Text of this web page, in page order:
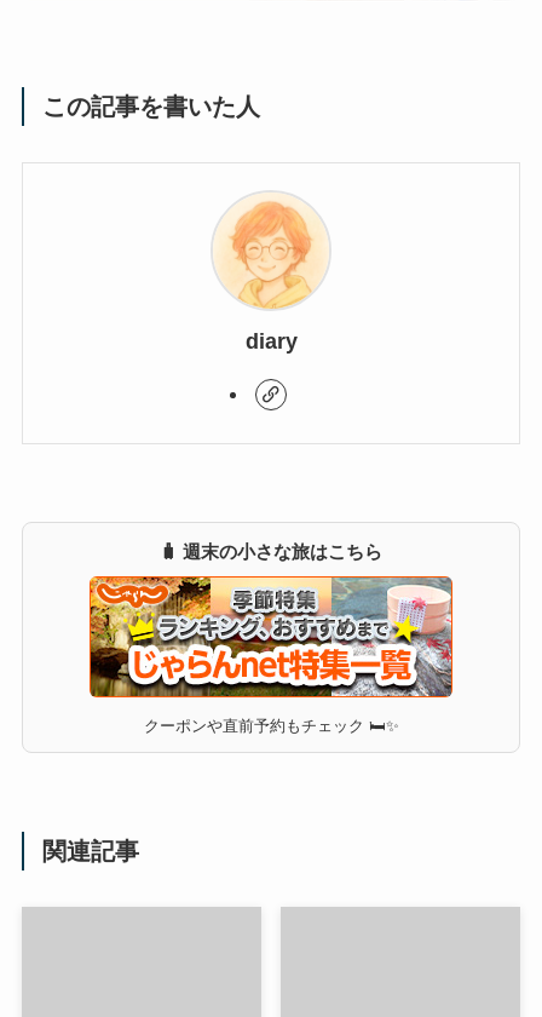
この記事を書いた人
diary
🧳 週末の小さな旅はこちら
クーポンや直前予約もチェック 🛏✨
関連記事